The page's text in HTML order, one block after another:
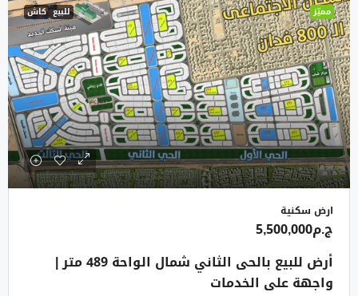
مميّز للبيع كاش
ارض سكنية
ج.م5,500,000
أرض للبيع بالحى الثاني شمال الواحة 489 متر |
واجهة على الخدمات